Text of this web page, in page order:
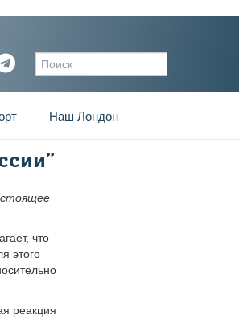
Форма поиска
Наш Лондон
что
этого
реакция